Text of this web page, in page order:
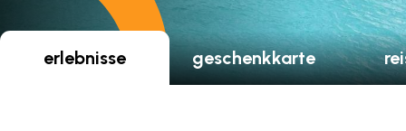
erlebnisse geschenkkarte